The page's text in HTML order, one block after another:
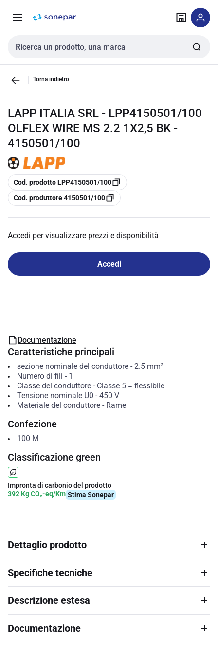
navigazione alla
Cerca input
Torna indietro
LAPP ITALIA SRL - LPP4150501/100
OLFLEX WIRE MS 2.2 1X2,5 BK -
4150501/100
copia
Cod. prodotto LPP4150501/100
copia
Cod. produttore 4150501/100
Accedi per visualizzare prezzi e disponibilità
Accedi
Documentazione
Caratteristiche principali
sezione nominale del conduttore- 2.5 mm²
Numero di fili - 1
Classe del conduttore- Classe 5 = flessibile
Tensione nominale U0 - 450 V
Materiale del conduttore- Rame
Confezione
100 M
Classificazione green
Impronta di carbonio del prodotto
392 Kg CO₂-eq/Km Stima Sonepar
Dettaglio prodotto
Specifiche tecniche
Descrizione estesa
Documentazione